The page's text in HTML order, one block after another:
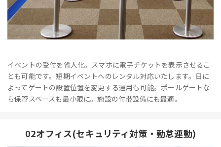
イベントの受付を省人化。スマホに電子チケットを表示させるこ
とも可能です。短期イベントへのレンタル対応いたします。日に
よってゲートの設置位置を変更する運用も可能。ポールゲートな
ら保管スペースも最小限に。施設の付帯設備にも最適。
02オフィス(セキュリティ対策・勤怠連動)